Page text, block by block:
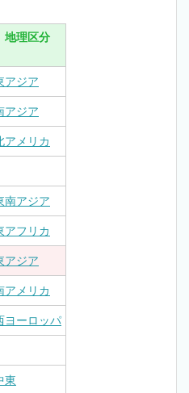
地理区分
アジア
アジア
アメリカ
南アジア
アフリカ
アジア
アメリカ
ヨーロッパ
東